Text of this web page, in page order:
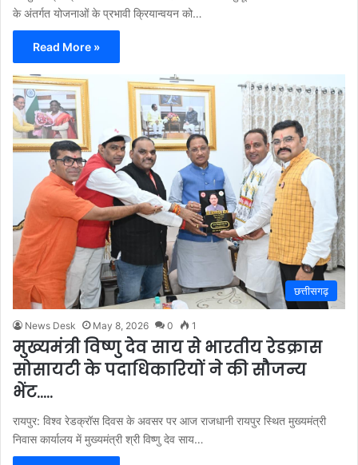
के अंतर्गत योजनाओं के प्रभावी क्रियान्वयन को…
Read More »
छत्तीसगढ़
News Desk May 8, 2026 0 1
मुख्यमंत्री विष्णु देव साय से भारतीय रेडक्रास
सोसायटी के पदाधिकारियों ने की सौजन्य
भेंट…..
रायपुर: विश्व रेडक्रॉस दिवस के अवसर पर आज राजधानी रायपुर स्थित मुख्यमंत्री
निवास कार्यालय में मुख्यमंत्री श्री विष्णु देव साय…